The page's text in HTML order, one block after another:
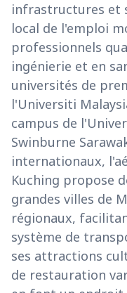
infrastructures et
local de l'emploi
professionnels
ingénierie et en
universités de
l'Universiti
campus de
Swinburne
internationaux,
Kuching propose
grandes villes de
régionaux,
système de
ses attractions
de restauration